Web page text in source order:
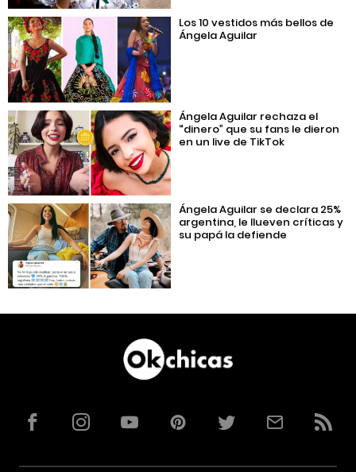
Los 10 vestidos más bellos de
Ángela Aguilar
Ángela Aguilar rechaza el
“dinero” que su fans le dieron
en un live de TikTok
Ángela Aguilar se declara 25%
argentina, le llueven críticas y
su papá la defiende
FacebookInstagramYouTubePinterestTwitterCorreoRSS